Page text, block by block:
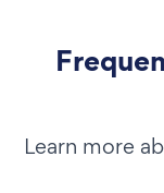
Learn more